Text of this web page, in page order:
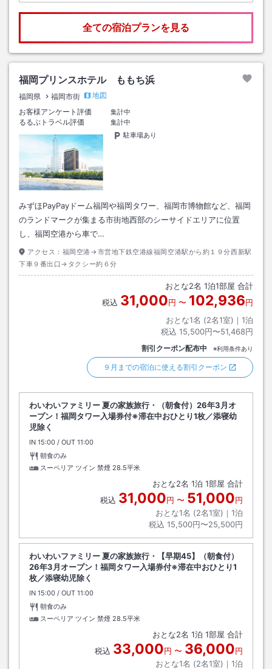
全ての宿泊プランを見る
福岡プリンスホテル ももち浜
福岡県 福岡市街
地図
お客様アンケート評価
集計中
るるぶトラベル評価
集計中
駐車場あり
みずほPayPayドーム福岡や福岡タワー、福岡市博物館など、福岡
のランドマークが集まる市街地西部のシーサイドエリアに位置
し、福岡空港から車で…
アクセス： 福岡空港→市営地下鉄空港線福岡空港駅から約１９分西新駅
下車９番出口→タクシー約６分
おとな2名 1泊1部屋 合計
税込 31,000円 〜 102,936円
おとな1名 (2名1室)｜ 1泊
税込 15,500円〜51,468円
割引クーポン配布中 ※利用条件あり
９月までの宿泊に使える割引クーポン
わいわいファミリー 夏の家族旅行・（朝食付）26年3月オ
ープン！福岡タワー入場券付※滞在中おひとり1枚／添寝幼
児除く
IN チェックイン
15:00 / OUT チェックアウト
11:00
朝食のみ
スーペリア ツイン 禁煙 28.5平米
おとな2名 1泊 1部屋 合計
税込 31,000円 〜 51,000円
おとな1名 (2名1室)｜ 1泊
税込 15,500円〜25,500円
わいわいファミリー 夏の家族旅行・【早期45】（朝食付）
26年3月オープン！福岡タワー入場券付※滞在中おひとり1
枚／添寝幼児除く
IN チェックイン
15:00 / OUT チェックアウト
11:00
朝食のみ
スーペリア ツイン 禁煙 28.5平米
おとな2名 1泊 1部屋 合計
税込 33,000円 〜 36,000円
おとな1名 (2名1室)｜ 1泊